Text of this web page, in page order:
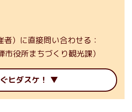
者）に直接問い合わせる
役所まちづくり観光課）
ヒダスケ！